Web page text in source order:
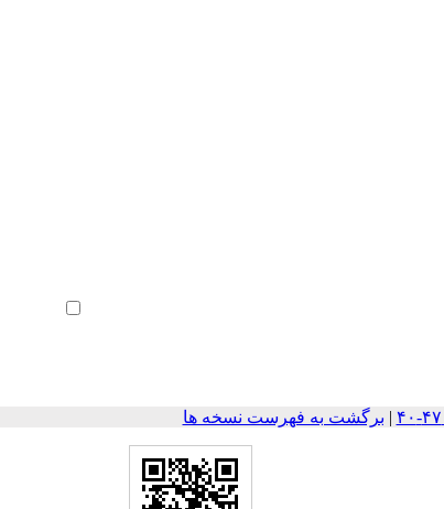
| برگشت به فهرست نسخه ها